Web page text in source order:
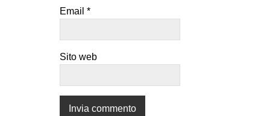
Email *
Sito web